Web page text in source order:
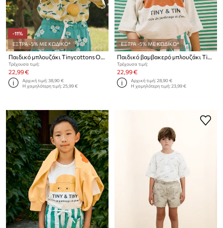
-11%
ΕΞΤΡΑ -5% ΜΕ ΚΩΔΙΚΟ*
Τρέχουσα τιμή:
22,99 €
Αρχική τιμή:38,90 €
Η χαμηλότερη τιμή:25,99 €
ΕΞΤΡΑ -5% ΜΕ ΚΩΔΙΚΟ*
Τρέχουσα τιμή:
22,99 €
Αρχική τιμή:28,90 €
Η χαμηλότερη τιμή:23,99 €